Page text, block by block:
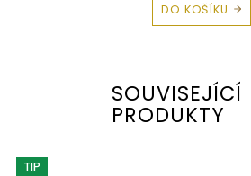
DO KOŠÍKU
SOUVISEJÍCÍ
PRODUKTY
TIP